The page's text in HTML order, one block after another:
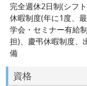
完全週休2日制(シフ
休暇制度(年に1度、
学会・セミナー有給
担)、慶弔休暇制度、
備
資格